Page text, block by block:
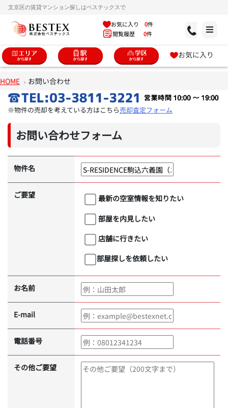
文京区の賃貸マンション探しはベステックスで
お気に入り 0件
閲覧履歴 0件
お気に入り
HOME お問い合わせ
※物件の売却を考えている方はこちら売却査定フォーム
お問い合わせフォーム
物件名
ご要望
最新の空室情報を知りたい
部屋を内見したい
店舗に行きたい
部屋探しを依頼したい
お名前
E-mail
電話番号
その他ご要望